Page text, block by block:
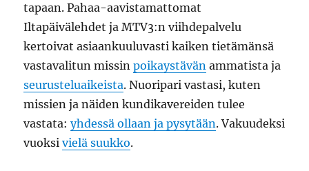
tapaan. Pahaa-aavistamattomat
Iltapäivälehdet ja MTV3:n viihdepalvelu
kertoivat asiaankuuluvasti kaiken tietämänsä
vastavalitun missinpoikaystävän ammatista ja
seurusteluaikeista. Nuoripari vastasi, kuten
missien ja näiden kundikavereiden tulee
vastata:yhdessä ollaan ja pysytään. Vakuudeksi
vuoksivielä suukko.